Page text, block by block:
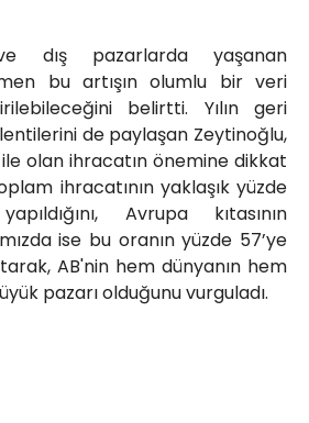
dış pazarlarda yaşanan
bu artışın olumlu bir veri
belirtti. Yılın geri
de paylaşan Zeytinoğlu,
olan ihracatın önemine dikkat
ihracatının yaklaşık yüzde
Avrupa kıtasının
ise bu oranın yüzde 57’ye
AB'nin hem dünyanın hem
pazarı olduğunu vurguladı.